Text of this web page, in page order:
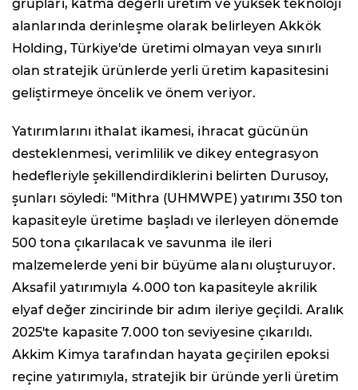
grupları, katma değerli üretim ve yüksek teknoloji
alanlarında derinleşme olarak belirleyen Akkök
Holding, Türkiye'de üretimi olmayan veya sınırlı
olan stratejik ürünlerde yerli üretim kapasitesini
geliştirmeye öncelik ve önem veriyor.
Yatırımlarını ithalat ikamesi, ihracat gücünün
desteklenmesi, verimlilik ve dikey entegrasyon
hedefleriyle şekillendirdiklerini belirten Durusoy,
şunları söyledi: "Mithra (UHMWPE) yatırımı 350 ton
kapasiteyle üretime başladı ve ilerleyen dönemde
500 tona çıkarılacak ve savunma ile ileri
malzemelerde yeni bir büyüme alanı oluşturuyor.
Aksafil yatırımıyla 4.000 ton kapasiteyle akrilik
elyaf değer zincirinde bir adım ileriye geçildi. Aralık
2025'te kapasite 7.000 ton seviyesine çıkarıldı.
Akkim Kimya tarafından hayata geçirilen epoksi
reçine yatırımıyla, stratejik bir üründe yerli üretim